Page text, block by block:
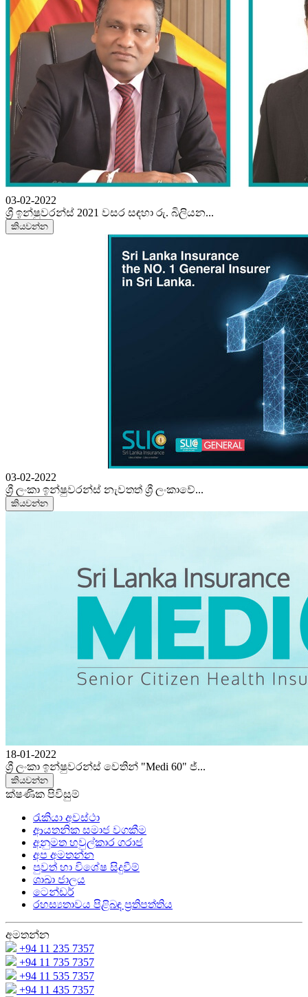
03-02-2022
ශ්‍රී ඉන්ෂුවරන්ස් 2021 වසර සඳහා රු. බිලියන...
කියවන්න
03-02-2022
ශ්‍රී ලංකා ඉන්ෂුවරන්ස් නැවතත් ශ්‍රී ලංකාවේ...
කියවන්න
18-01-2022
ශ්‍රී ලංකා ඉන්ෂුවරන්ස් වෙතින් "Medi 60" ජ්‍...
කියවන්න
ක්ෂණික පිවිසුම්
රැකියා අවස්ථා
ආයතනික සමාජ වගකීම
අනුමත හවුල්කාර ගරාජ
අප අමතන්න
පුවත් හා විශේෂ සිදුවීම්
ශාඛා ජාලය
ටෙන්ඩර්
රහස්‍යතාවය පිළිබඳ ප්‍රතිපත්තිය
අමතන්න
+94 11 235 7357
+94 11 735 7357
+94 11 535 7357
+94 11 435 7357